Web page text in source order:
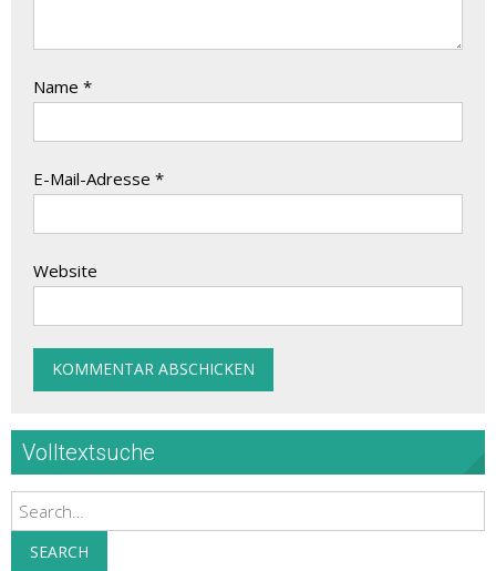
Name *
E-Mail-Adresse *
Website
Volltextsuche
Search
SEARCH